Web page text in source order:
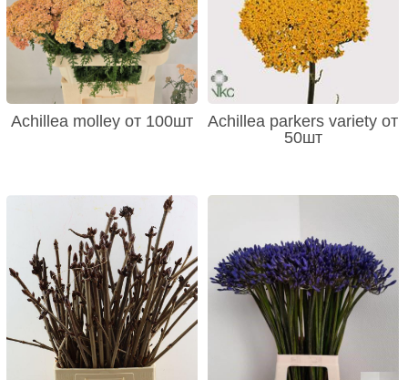
Achillea molley от 100шт
Achillea parkers variety от
50шт